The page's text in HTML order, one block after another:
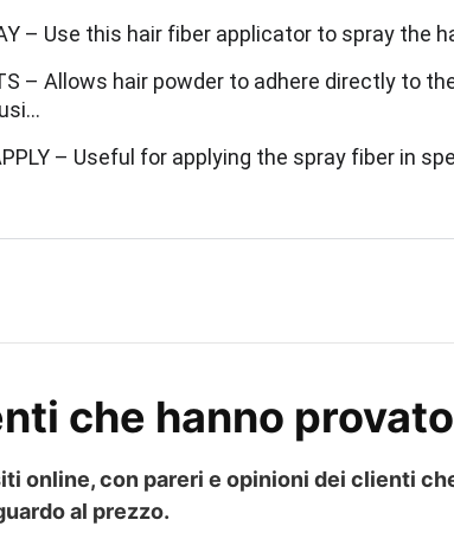
– Use this hair fiber applicator to spray the
– Allows hair powder to adhere directly to
– Useful for applying the spray fiber in
che hanno
online, con pareri e opinioni dei clienti
al prezzo.